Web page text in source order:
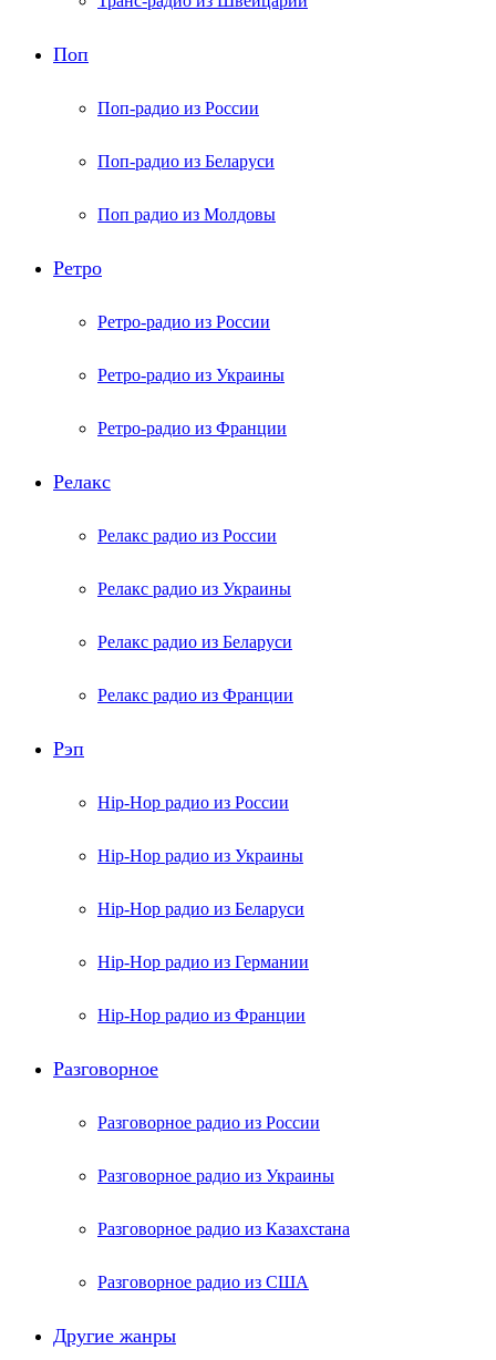
Поп
Поп-радио из России
Поп-радио из Беларуси
Поп радио из Молдовы
Ретро
Ретро-радио из России
Ретро-радио из Украины
Ретро-радио из Франции
Релакс
Релакс радио из России
Релакс радио из Украины
Релакс радио из Беларуси
Релакс радио из Франции
Рэп
Hip-Hop радио из России
Hip-Hop радио из Украины
Hip-Hop радио из Беларуси
Hip-Hop радио из Германии
Hip-Hop радио из Франции
Разговорное
Разговорное радио из России
Разговорное радио из Украины
Разговорное радио из Казахстана
Разговорное радио из США
Другие жанры